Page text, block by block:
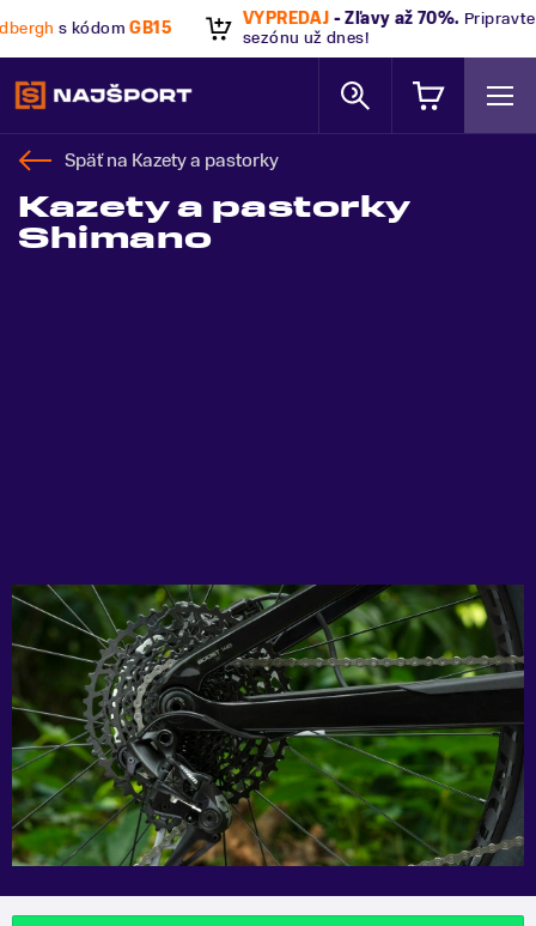
VÝPREDAJ- Zľavy až 70%.Pripravte sa na letnú a zimnú
sezónu už dnes!
Späť na Kazety a pastorky
Kazety a pastorky
Shimano